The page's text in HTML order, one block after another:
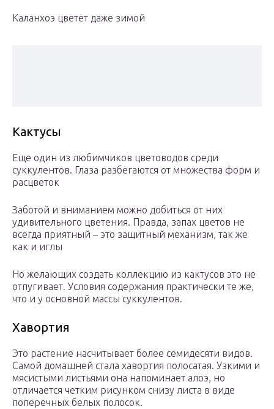
Каланхоэ цветет даже зимой
Кактусы
Еще один из любимчиков цветоводов среди
суккулентов. Глаза разбегаются от множества форм и
расцветок
Заботой и вниманием можно добиться от них
удивительного цветения. Правда, запах цветов не
всегда приятный – это защитный механизм, так же
как и иглы
Но желающих создать коллекцию из кактусов это не
отпугивает. Условия содержания практически те же,
что и у основной массы суккулентов.
Хавортия
Это растение насчитывает более семидесяти видов.
Самой домашней стала хавортия полосатая. Узкими и
мясистыми листьями она напоминает алоэ, но
отличается четким рисунком снизу листа в виде
поперечных белых полосок.